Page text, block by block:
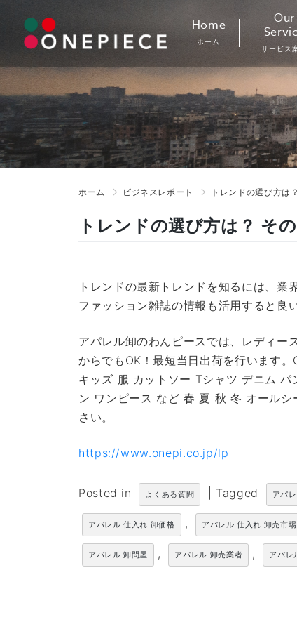
content
Home
ホーム
Our
サービス
ホーム ビジネスレポート トレンドの選び方は
トレンドの選び方は？ そ
トレンドの最新トレンドを知るには、
ファッション雑誌の情報も活用すると良
アパレル卸のわんピースでは、レディー
からでもOK！最短当日出荷を行います
キッズ 服 カットソー Tシャツ デニム
ン ワンピース など 春 夏 秋 冬 オール
さい。
https://www.onepi.co.jp/lp
Posted in よくある質問 Tagged アパ
アパレル 仕入れ 卸価格 , アパレル 仕入れ 卸売市場
アパレル 卸問屋 , アパレル 卸売業者 , アパレ